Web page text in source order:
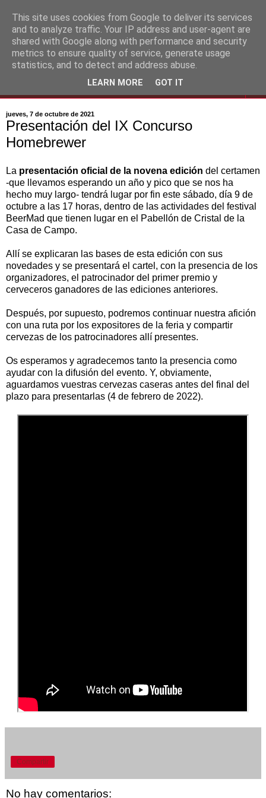
jueves, 7 de octubre de 2021
Presentación del IX Concurso
Homebrewer
La presentación oficial de la novena edición del certamen
-que llevamos esperando un año y pico que se nos ha
hecho muy largo- tendrá lugar por fin este sábado, día 9 de
octubre a las 17 horas, dentro de las actividades del festival
BeerMad que tienen lugar en el Pabellón de Cristal de la
Casa de Campo.
Allí se explicaran las bases de esta edición con sus
novedades y se presentará el cartel, con la presencia de los
organizadores, el patrocinador del primer premio y
cerveceros ganadores de las ediciones anteriores.
Después, por supuesto, podremos continuar nuestra afición
con una ruta por los expositores de la feria y compartir
cervezas de los patrocinadores allí presentes.
Os esperamos y agradecemos tanto la presencia como
ayudar con la difusión del evento. Y, obviamente,
aguardamos vuestras cervezas caseras antes del final del
plazo para presentarlas (4 de febrero de 2022).
Compartir
No hay comentarios:
This site uses cookies from Google to deliver its services
and to analyze traffic. Your IP address and user-agent are
shared with Google along with performance and security
metrics to ensure quality of service, generate usage
statistics, and to detect and address abuse.
LEARN MORE GOT IT